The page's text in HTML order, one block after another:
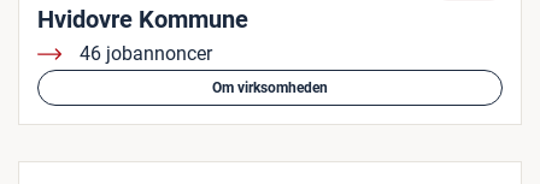
Hvidovre Kommune
46 jobannoncer
Om virksomheden